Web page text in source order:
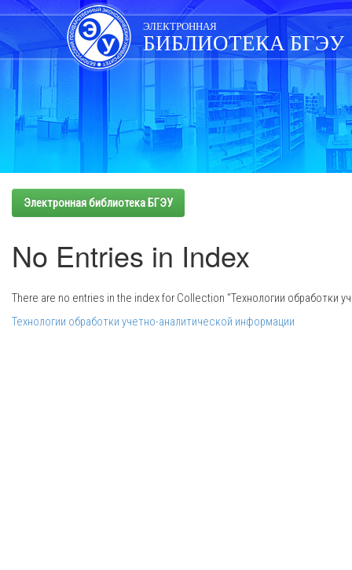
Skip
navigation
ЭЛЕКТРОННАЯ
БИБЛИОТЕКА БГЭУ
Электронная библиотека БГЭУ
No Entries in Index
There are no entries in the index for Collection "Технологии обработки
Технологии обработки учетно-аналитической информации